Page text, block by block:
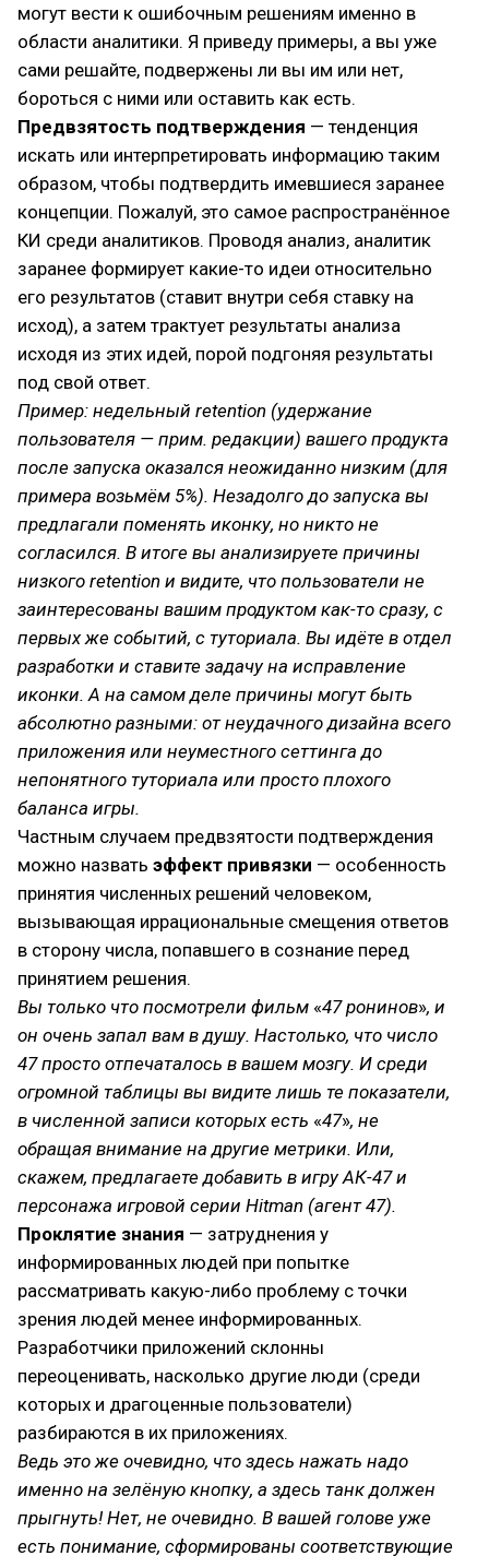
могут вести к ошибочным решениям именно в
области аналитики. Я приведу примеры, а вы уже
сами решайте, подвержены ли вы им или нет,
бороться с ними или оставить как есть.
Предвзятость подтверждения — тенденция
искать или интерпретировать информацию таким
образом, чтобы подтвердить имевшиеся заранее
концепции. Пожалуй, это самое распространённое
КИ среди аналитиков. Проводя анализ, аналитик
заранее формирует какие-то идеи относительно
его результатов (ставит внутри себя ставку на
исход), а затем трактует результаты анализа
исходя из этих идей, порой подгоняя результаты
под свой ответ.
Пример: недельный retention (удержание
пользователя — прим. редакции) вашего продукта
после запуска оказался неожиданно низким (для
примера возьмём 5%). Незадолго до запуска вы
предлагали поменять иконку, но никто не
согласился. В итоге вы анализируете причины
низкого retention и видите, что пользователи не
заинтересованы вашим продуктом как-то сразу, с
первых же событий, с туториала. Вы идёте в отдел
разработки и ставите задачу на исправление
иконки. А на самом деле причины могут быть
абсолютно разными: от неудачного дизайна всего
приложения или неуместного сеттинга до
непонятного туториала или просто плохого
баланса игры.
Частным случаем предвзятости подтверждения
можно назвать эффект привязки — особенность
принятия численных решений человеком,
вызывающая иррациональные смещения ответов
в сторону числа, попавшего в сознание перед
принятием решения.
Вы только что посмотрели фильм «47 ронинов», и
он очень запал вам в душу. Настолько, что число
47 просто отпечаталось в вашем мозгу. И среди
огромной таблицы вы видите лишь те показатели,
в численной записи которых есть «47», не
обращая внимание на другие метрики. Или,
скажем, предлагаете добавить в игру АК-47 и
персонажа игровой серии Hitman (агент 47).
Проклятие знания — затруднения у
информированных людей при попытке
рассматривать какую-либо проблему с точки
зрения людей менее информированных.
Разработчики приложений склонны
переоценивать, насколько другие люди (среди
которых и драгоценные пользователи)
разбираются в их приложениях.
Ведь это же очевидно, что здесь нажать надо
именно на зелёную кнопку, а здесь танк должен
прыгнуть! Нет, не очевидно. В вашей голове уже
есть понимание, сформированы соответствующие